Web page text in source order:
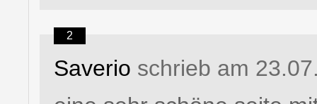
2
Saverio schrieb am